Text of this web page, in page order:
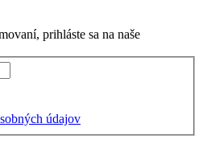
prihláste sa na naše
údajov